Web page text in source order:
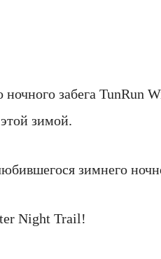
забега TunRun
зимой.
зимнего
Night Trail!